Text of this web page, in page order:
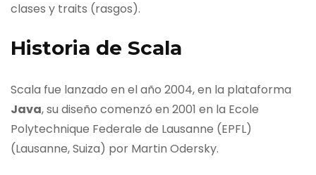
clases y traits (rasgos).
Historia de Scala
Scala fue lanzado en el año 2004, en la plataforma
Java, su diseño comenzó en 2001 en la Ecole
Polytechnique Federale de Lausanne (EPFL)
(Lausanne, Suiza) por Martin Odersky.